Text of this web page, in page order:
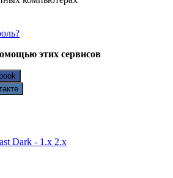
этих сервисов
Dark - 1.х 2.х